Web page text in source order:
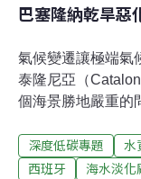
巴塞隆納乾旱惡
氣候變遷讓極端氣
泰隆尼亞（
個海景勝地嚴重的
進入緊急狀態事
（Barcelona）而
深度低碳專題 水
西班牙
海水淡化